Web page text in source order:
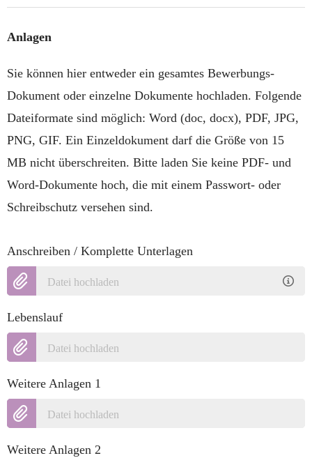
Anlagen
Sie können hier entweder ein gesamtes Bewerbungs-
Dokument oder einzelne Dokumente hochladen. Folgende
Dateiformate sind möglich: Word (doc, docx), PDF, JPG,
PNG, GIF. Ein Einzeldokument darf die Größe von 15
MB nicht überschreiten. Bitte laden Sie keine PDF- und
Word-Dokumente hoch, die mit einem Passwort- oder
Schreibschutz versehen sind.
Anschreiben / Komplette Unterlagen
Datei hochladen
Lebenslauf
Datei hochladen
Weitere Anlagen 1
Datei hochladen
Weitere Anlagen 2